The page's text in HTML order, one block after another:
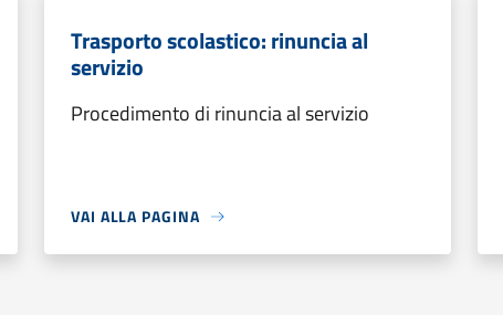
Trasporto scolastico: rinuncia al
servizio
Procedimento di rinuncia al servizio
VAI ALLA PAGINA